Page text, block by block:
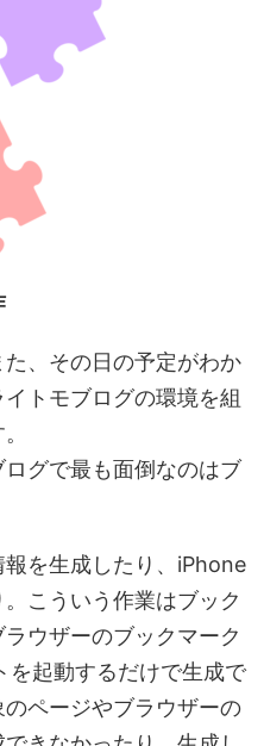
、その日の予定がわか
トモブログの環境を組
グで最も面倒なのはブ
を生成したり、iPhone
こういう作業はブック
ウザーのブックマーク
を起動するだけで生成で
ページやブラウザーの